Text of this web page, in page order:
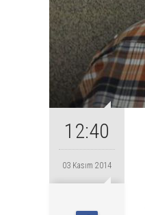
12:40
03 Kasım 2014